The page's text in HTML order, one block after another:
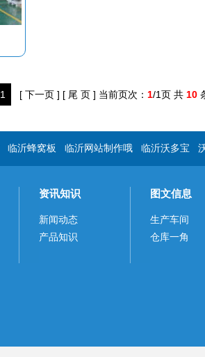
1 [ 下一页 ] [ 尾 页 ] 当前页次： 1/1页 共 10
临沂蜂窝板 临沂网站制作哦 临沂沃多宝
资讯知识
新闻动态
产品知识
图文信息
生产车间
仓库一角